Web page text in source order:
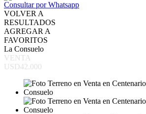
Consultar por Whatsapp
VOLVER A
RESULTADOS
AGREGAR A
FAVORITOS
La Consuelo
VENTA
USD42.000